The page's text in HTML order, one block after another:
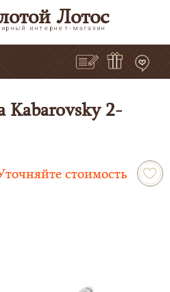
Лотос
интернет-магазин
Kabarovsky 2-
стоимость